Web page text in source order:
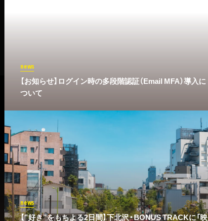
news
​【お知らせ】ログイン時の多段階認証（Email MFA）導入に
ついて
news
【”好き”をもちよる2日間】下北沢・BONUS TRACKに「映